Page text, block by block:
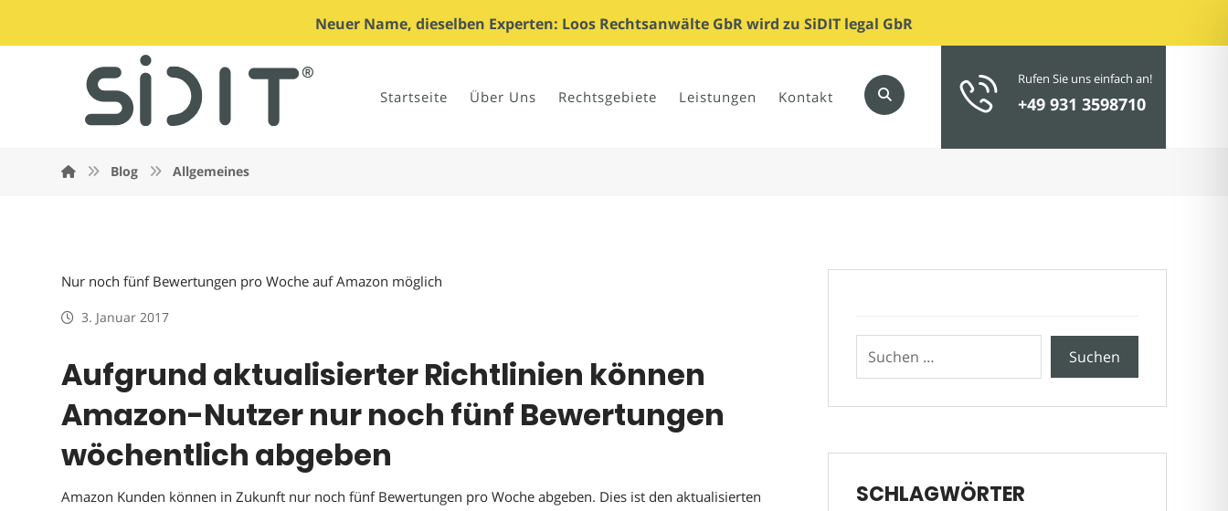
Neuer Name, dieselben Experten: Loos Rechtsanwälte GbR wird zu SiDIT legal GbR
Rufen Sie uns einfach an!
+49 931 3598710
Startseite Über Uns Rechtsgebiete Leistungen Kontakt
Blog Allgemeines
Nur noch fünf Bewertungen pro Woche auf Amazon möglich
3. Januar 2017
Aufgrund aktualisierter Richtlinien können
Amazon-Nutzer nur noch fünf Bewertungen
wöchentlich abgeben
Amazon Kunden können in Zukunft nur noch fünf Bewertungen pro Woche abgeben. Dies ist den aktualisierten
SCHLAGWÖRTER